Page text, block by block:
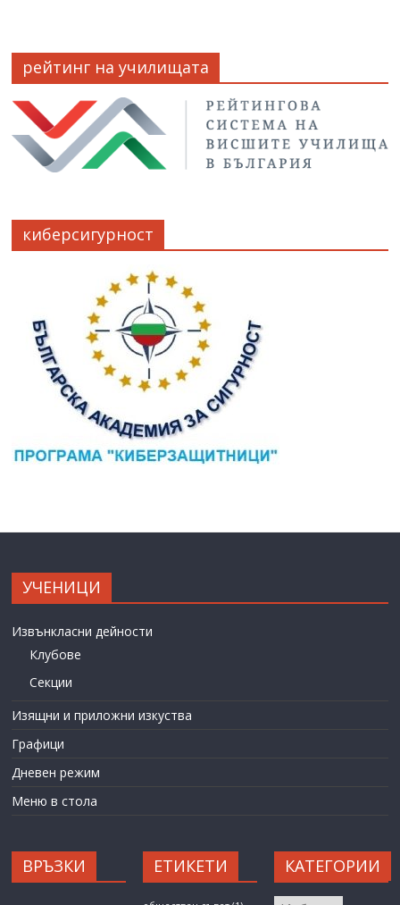
рейтинг на училищата
киберсигурност
УЧЕНИЦИ
Извънкласни дейности
Клубове
Секции
Изящни и приложни изкуства
Графици
Дневен режим
Меню в стола
ВРЪЗКИ ЕТИКЕТИ КАТЕГОРИИ